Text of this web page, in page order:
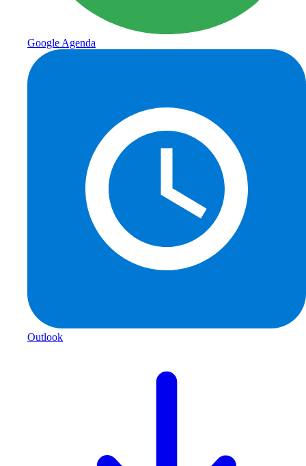
Google Agenda
Outlook